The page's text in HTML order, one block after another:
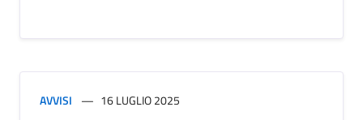
AVVISI 16 LUGLIO 2025